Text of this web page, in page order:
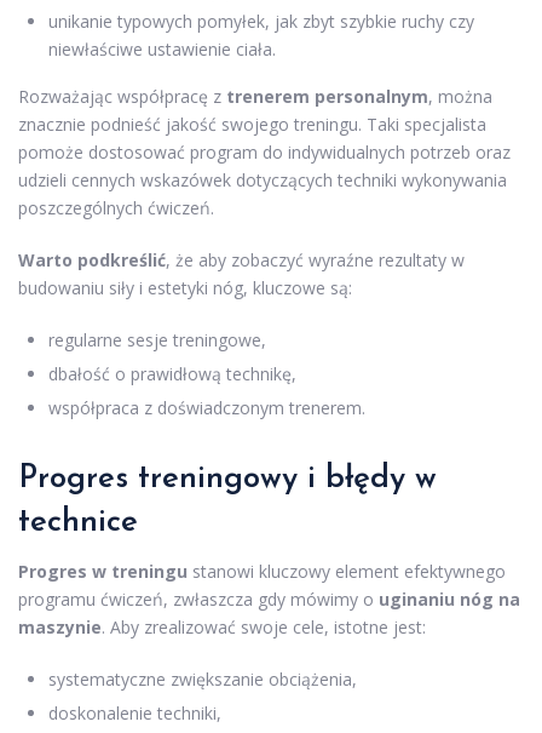
unikanie typowych pomyłek, jak zbyt szybkie ruchy czy
niewłaściwe ustawienie ciała.
Rozważając współpracę z trenerem personalnym, można
znacznie podnieść jakość swojego treningu. Taki specjalista
pomoże dostosować program do indywidualnych potrzeb oraz
udzieli cennych wskazówek dotyczących techniki wykonywania
poszczególnych ćwiczeń.
Warto podkreślić, że aby zobaczyć wyraźne rezultaty w
budowaniu siły i estetyki nóg, kluczowe są:
regularne sesje treningowe,
dbałość o prawidłową technikę,
współpraca z doświadczonym trenerem.
Progres treningowy i błędy w
technice
Progres w treningu stanowi kluczowy element efektywnego
programu ćwiczeń, zwłaszcza gdy mówimy o uginaniu nóg na
maszynie. Aby zrealizować swoje cele, istotne jest:
systematyczne zwiększanie obciążenia,
doskonalenie techniki,